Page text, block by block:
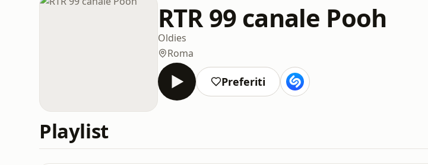
RTR 99 canale Pooh
Oldies
Roma
Preferiti
Playlist